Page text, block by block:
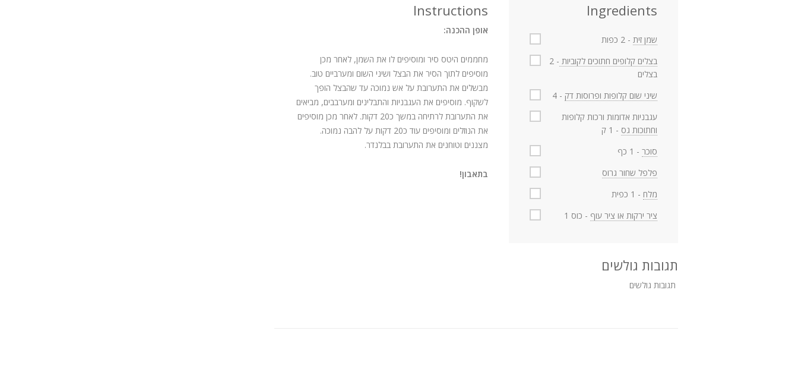
Ingredients
שמן זית - 2 כפות
בצלים קלופים חתוכים לקוביות
- 2
בצלים
שיני שום קלופות ופרוסות דק - 4
עגבניות אדומות ורכות קלופות
וחתוכות גס - 1 ק
סוכר - 1 כף
פלפל שחור גרוס
מלח - 1 כפית
ציר ירקות או ציר עוף - כוס 1
Instructions
אופן ההכנה:
מחממים היטס סיר ומוסיפים לו את השמן, לאחר מכן
מוסיפים לתוך הסיר את הבצל ושיני השום ומערביים טוב.
מבשלים את התערובת על אש נמוכה עד שהבצל הופך
לשקוף. מוסיפים את העגבניות והתבלינים ומערבבים, מביאים
את התערובת לרתיחה במשך כ20 דקות. לאחר מכן מוסיפים
את הנוזלים ומוסיפים עוד כ20 דקות על להבה נמוכה.
מצננים וטוחנים את התערובת בבלנדר.
בתאבון!
תגובות גולשים
תגובות גולשים